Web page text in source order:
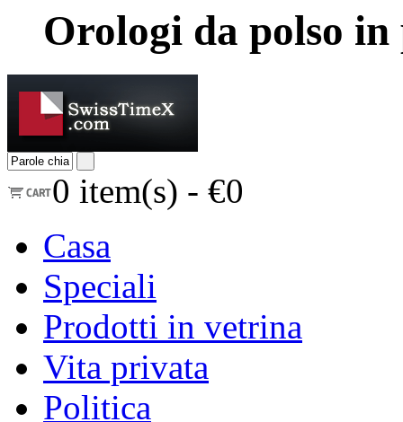
Orologi da polso
0 item(s) - €0
Casa
Speciali
Prodotti in vetrina
Vita privata
Politica